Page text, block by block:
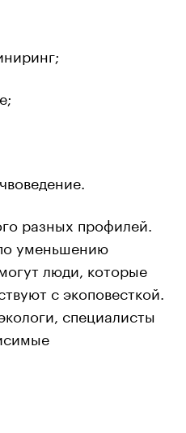
разных профилей.
уменьшению
люди, которые
с экоповесткой.
специалисты